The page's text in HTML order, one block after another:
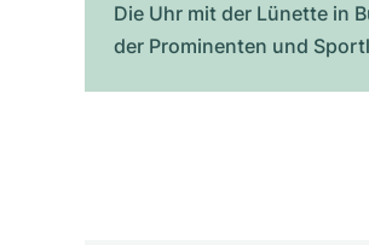
Die Uhr mit der Lünette in
der Prominenten und